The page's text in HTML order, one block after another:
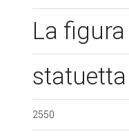
La
2550